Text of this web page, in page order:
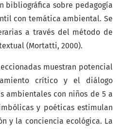
bibliográfica sobre pedagogía
con temática ambiental. Se
a través del método de
(Mortatti, 2000).
muestran potencial
crítico y el diálogo
ambientales con niños de 5 a
y poéticas estimulan
y la conciencia ecológica. La